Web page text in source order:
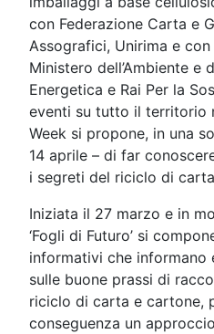
con Federazione Carta e
Assografici, Unirima e
Ministero dell’Ambiente e
Energetica e Rai Per la
eventi su tutto il territorio
Week si propone, in una
14 aprile – di far
i segreti del riciclo di
Iniziata il 27 marzo e in
‘Fogli di Futuro’ si
informativi che
sulle buone prassi di
riciclo di carta e cartone,
conseguenza un